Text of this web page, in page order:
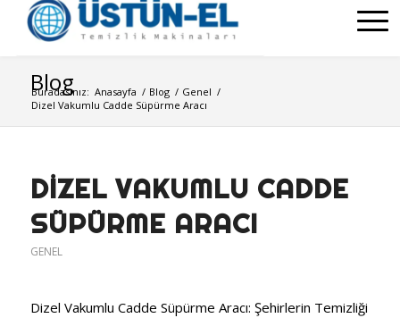
Blog
Buradasınız: Anasayfa / Blog / Genel /
Dizel Vakumlu Cadde Süpürme Aracı
DIZEL VAKUMLU CADDE
SÜPÜRME ARACI
GENEL
Dizel Vakumlu Cadde Süpürme Aracı: Şehirlerin Temizliği